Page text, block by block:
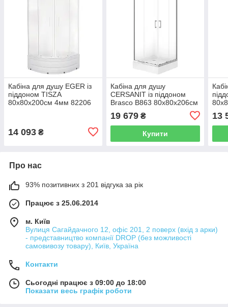
Кабіна для душу EGER із
піддоном TISZA
80x80x200см 4мм 82206
14 093 ₴
Кабіна для душу
CERSANIT із піддоном
Brasco В863 80x80x206см
19 679₴
Купити
13
Про нас
93% позитивних з 201 відгука за рік
Працює з 25.06.2014
м. Київ
Вулиця Сагайдачного 12, офіс 201, 2 поверх (вхід з арки)
- представництво компанії DROP (без можливості
самовивозу товару), Київ, Україна
Контакти
Сьогодні працює з 09:00 до 18:00
Показати весь графік роботи